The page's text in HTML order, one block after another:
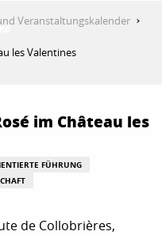
Veranstaltungskalender
les Valentines
im Château les
FÜHRUNG
de Collobrières,